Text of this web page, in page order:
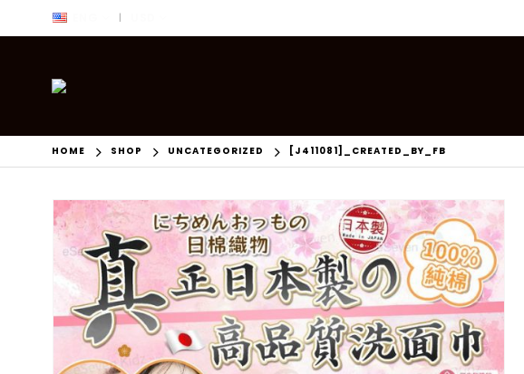
|
HOME SHOP UNCATEGORIZED [J411081]_CREATED_BY_FB